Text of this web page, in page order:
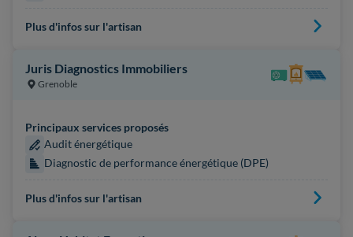
Plus d'infos sur l'artisan
Juris Diagnostics Immobiliers
Grenoble
Principaux services proposés
Audit énergétique
Diagnostic de performance énergétique (DPE)
Plus d'infos sur l'artisan